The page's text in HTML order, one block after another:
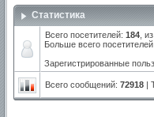
Статистика
Всего посетителей: 184 ,
Больше всего
Зарегистрированные
Всего сообщений: 72918 |